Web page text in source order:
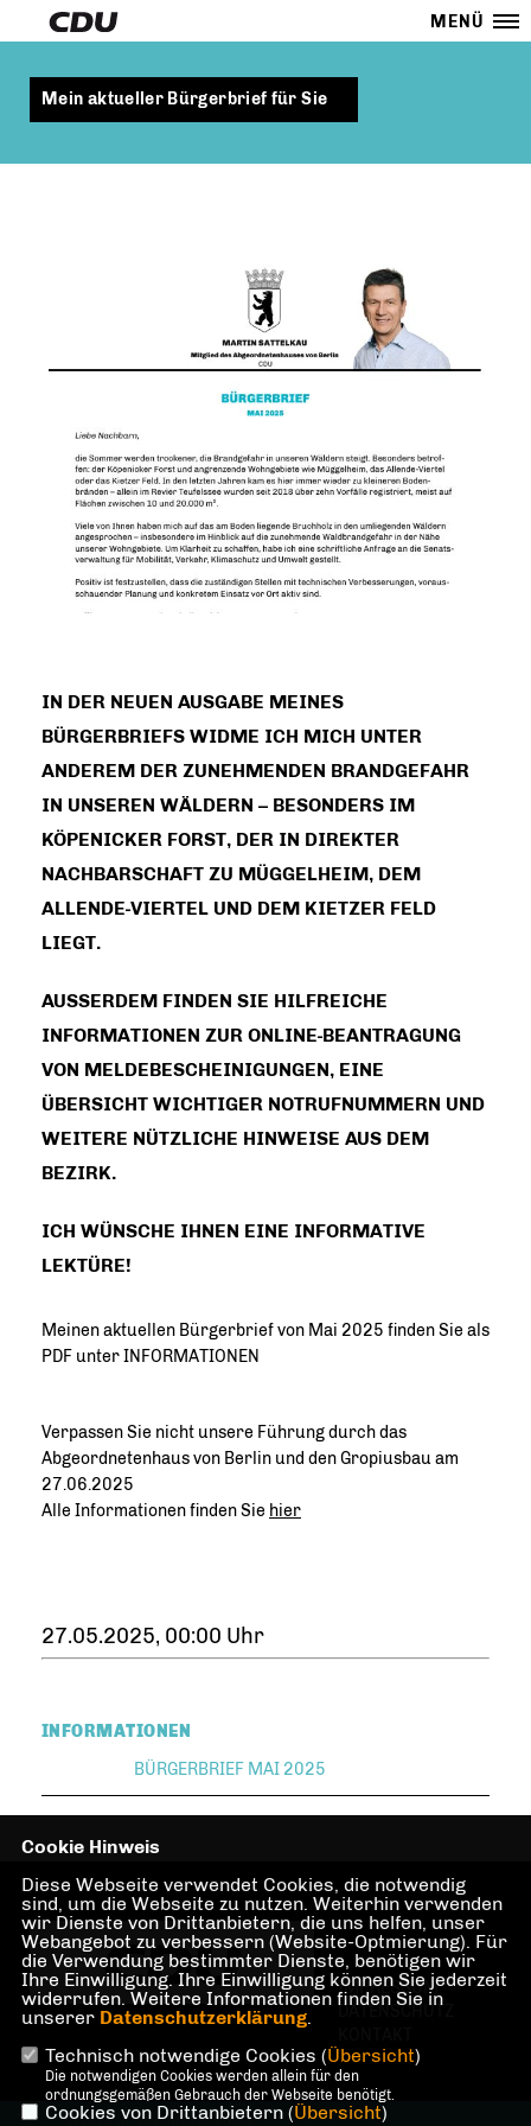
MENÜ
Mein aktueller Bürgerbrief für Sie
IN DER NEUEN AUSGABE MEINES
BÜRGERBRIEFS WIDME ICH MICH UNTER
ANDEREM DER ZUNEHMENDEN BRANDGEFAHR
IN UNSEREN WÄLDERN – BESONDERS IM
KÖPENICKER FORST, DER IN DIREKTER
NACHBARSCHAFT ZU MÜGGELHEIM, DEM
ALLENDE-VIERTEL UND DEM KIETZER FELD
LIEGT.
AUSSERDEM FINDEN SIE HILFREICHE I
NFORMATIONEN ZUR ONLINE-BEANTRAGUNG V
ON MELDEBESCHEINIGUNGEN, EINE Ü
BERSICHT WICHTIGER NOTRUFNUMMERN UND W
EITERE NÜTZLICHE HINWEISE AUS DEM B
EZIRK.
ICH WÜNSCHE IHNEN EINE INFORMATIVE
LEKTÜRE!
Meinen aktuellen Bürgerbrief von Mai 2025 finden Sie als
PDF unter INFORMATIONEN
Verpassen Sie nicht unsere Führung durch das
Abgeordnetenhaus von Berlin und den Gropiusbau am
27.06.2025
Alle Informationen finden Sie hier
27.05.2025, 00:00 Uhr
INFORMATIONEN
BÜRGERBRIEF MAI 2025
IMPRESSUM
DATENSCHUTZ
@2026 Dr. Martin Sattelkau,
Cookie Hinweis
Diese Webseite verwendet Cookies, die notwendig
sind, um die Webseite zu nutzen. Weiterhin verwenden
wir Dienste von Drittanbietern, die uns helfen, unser
Webangebot zu verbessern (Website-Optmierung). Für
die Verwendung bestimmter Dienste, benötigen wir
Ihre Einwilligung. Ihre Einwilligung können Sie jederzeit
widerrufen. Weitere Informationen finden Sie in
unserer Datenschutzerklärung.
Technisch notwendige Cookies (Übersicht)
Die notwendigen Cookies werden allein für den
ordnungsgemäßen Gebrauch der Webseite benötigt.
Cookies von Drittanbietern (Übersicht)